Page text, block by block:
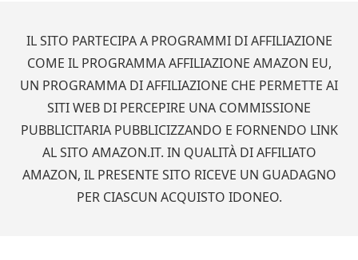
IL SITO PARTECIPA A PROGRAMMI DI AFFILIAZIONE
COME IL PROGRAMMA AFFILIAZIONE AMAZON EU,
UN PROGRAMMA DI AFFILIAZIONE CHE PERMETTE AI
SITI WEB DI PERCEPIRE UNA COMMISSIONE
PUBBLICITARIA PUBBLICIZZANDO E FORNENDO LINK
AL SITO AMAZON.IT. IN QUALITÀ DI AFFILIATO
AMAZON, IL PRESENTE SITO RICEVE UN GUADAGNO
PER CIASCUN ACQUISTO IDONEO.